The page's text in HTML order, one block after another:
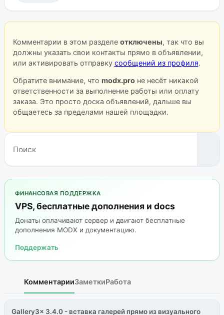
Комментарии в этом разделе отключены, так что вы
должны указать свои контакты прямо в объявлении,
или активировать отправку сообщений из профиля.
Обратите внимание, что modx.proне несёт никакой
ответственности за выполнение работы или оплату
заказа. Это просто доска объявлений, дальше вы
общаетесь за пределами нашей площадки.
ФИНАНСОВАЯ ПОДДЕРЖКА
VPS, бесплатные дополнения и docs
Донаты оплачивают сервер и двигают бесплатные
дополнения MODX и документацию.
Поддержать
КомментарииЗаметкиРабота
Gallery3x 3.4.0 - вставка галерей прямо из визуального